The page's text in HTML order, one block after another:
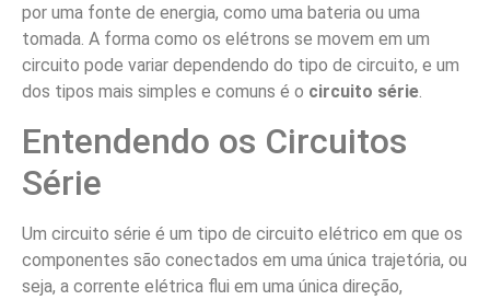
por uma fonte de energia, como uma bateria ou uma
tomada. A forma como os elétrons se movem em um
circuito pode variar dependendo do tipo de circuito, e um
dos tipos mais simples e comuns é o circuito série
Entendendo os Circuitos
Série
Um circuito série é um tipo de circuito elétrico em que os
componentes são conectados em uma única trajetória, ou
seja, a corrente elétrica flui em uma única direção,